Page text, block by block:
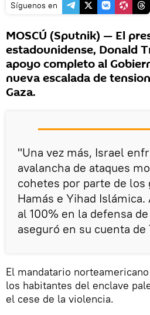
Síguenos en
MOSCÚ (Sputnik) — El
estadounidense, Donald
apoyo completo al
nueva escalada de
Gaza.
"Una vez más, Israel
avalancha de ataques
cohetes por parte de
Hamás e Yihad
al 100% en la defensa
aseguró en su cuenta de
El mandatario
los habitantes del enclave
el cese de la violencia.